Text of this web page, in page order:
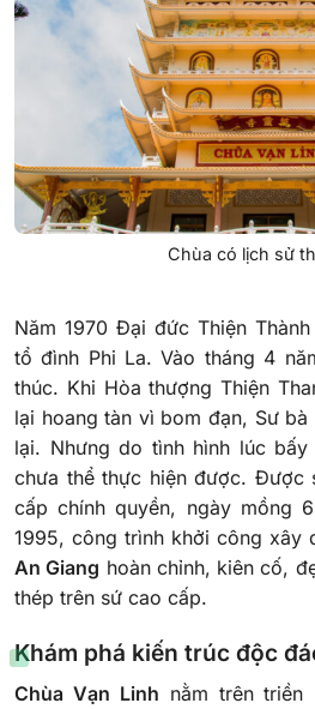
Chùa có lịch sử
Năm 1970 Đại đức Thiện
tổ đình Phi La. Vào tháng 4
thúc. Khi Hòa thượng Thiện
lại hoang tàn vì bom đạn, Sư
lại. Nhưng do tình hình lúc
chưa thể thực hiện được. Được
cấp chính quyền, ngày mồng
1995, công trình khởi công xây
An Giang hoàn chỉnh, kiên cố,
thép trên sứ cao cấp.
Khám phá kiến trúc độc
Chùa Vạn Linh nằm trên triền